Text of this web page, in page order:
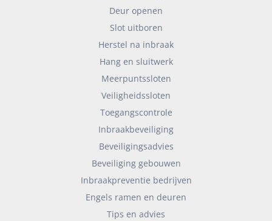
Deur openen
Slot uitboren
Herstel na inbraak
Hang en sluitwerk
Meerpuntssloten
Veiligheidssloten
Toegangscontrole
Inbraakbeveiliging
Beveiligingsadvies
Beveiliging gebouwen
Inbraakpreventie bedrijven
Engels ramen en deuren
Tips en advies